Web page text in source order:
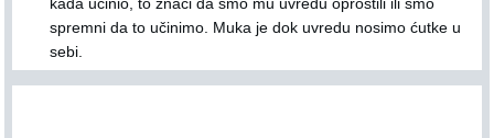
spremni da to učinimo. Muka je dok uvredu nosimo ćutke u
sebi.